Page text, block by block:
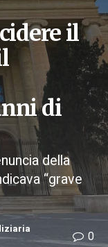
il
di
della
“grave
0